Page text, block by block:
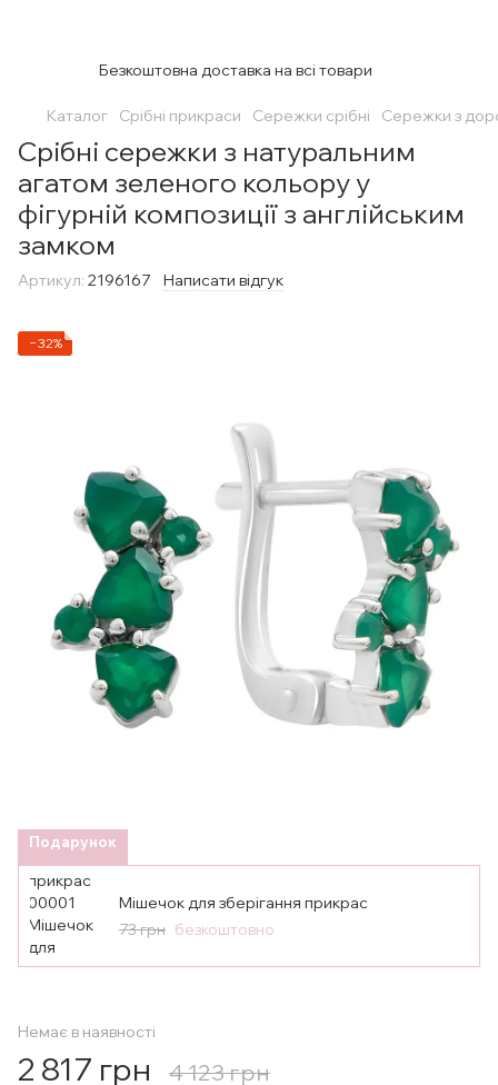
Безкоштовна доставка на всі товари
Каталог Срібні прикраси Сережки срібні Сережки з
Срібні сережки з натуральним
агатом зеленого кольору у
фігурній композиції з англійським
замком
Артикул: 2196167 Написати відгук
−32%
Подарунок
Мішечок для зберігання прикрас
73 грн безкоштовно
Немає в наявності
2 817 грн 4 123 грн